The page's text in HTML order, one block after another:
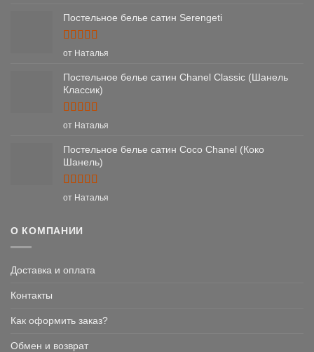
Постельное белье сатин Serengeti
Оценка5
от Наталья
Постельное белье сатин Chanel Classic (Шанель
Классик)
Оценка5
от Наталья
Постельное белье сатин Coco Chanel (Коко
Шанель)
Оценка5
от Наталья
О КОМПАНИИ
Доставка и оплата
Контакты
Как оформить заказ?
Обмен и возврат